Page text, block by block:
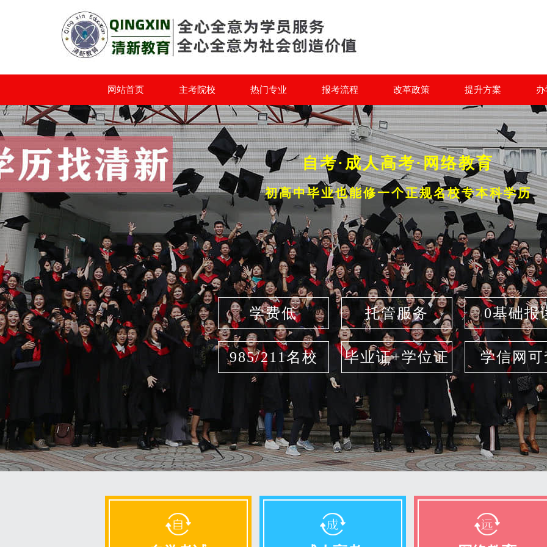
网站首页 主考院校 热门专业 报考流程 改革政策 提升方案
自考·成人高考·网络教育
初高中毕业也能修一个正规名校专本科学历
学费低 托管服务 0基础报
985/211名校 毕业证+学位证 学信网可